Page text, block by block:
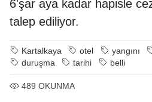
6'şar aya kadar hapisle
talep ediliyor.
Kartalkaya otel yangını
duruşma
tarihi belli
489 OKUNMA